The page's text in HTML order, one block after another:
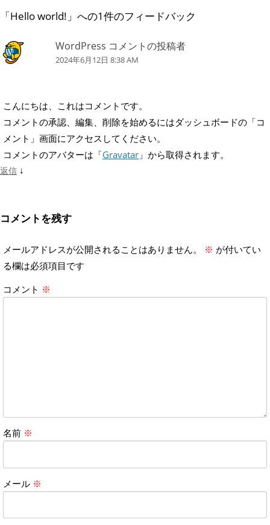
「Hello world! 」への1件のフィードバック
WordPress コメントの投稿者
2024年6月12日 8:38 AM
こんにちは、これはコメントです。
コメントの承認、編集、削除を始めるにはダッシュボードの「コ
メント」画面にアクセスしてください。
コメントのアバターは「Gravatar 」から取得されます。
返信 ↓
コメントを残す
メールアドレスが公開されることはありません。 ※ が付いてい
る欄は必須項目です
コメント ※
名前 ※
メール ※